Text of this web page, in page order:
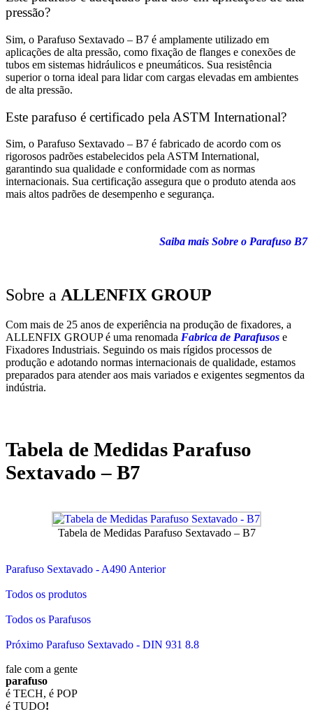
pressão?
Sim, o Parafuso Sextavado – B7 é amplamente utilizado em
aplicações de alta pressão, como fixação de flanges e conexões de
tubos em sistemas hidráulicos e pneumáticos. Sua resistência
superior o torna ideal para lidar com cargas elevadas em ambientes
de alta pressão.
Este parafuso é certificado pela ASTM International?
Sim, o Parafuso Sextavado – B7 é fabricado de acordo com os
rigorosos padrões estabelecidos pela ASTM International,
garantindo sua qualidade e conformidade com as normas
internacionais. Sua certificação assegura que o produto atenda aos
mais altos padrões de desempenho e segurança.
Saiba mais Sobre o Parafuso B7
Sobre a ALLENFIX GROUP
Com mais de 25 anos de experiência na produção de fixadores, a
ALLENFIX GROUP é uma renomada Fabrica de Parafusos e
Fixadores Industriais. Seguindo os mais rígidos processos de
produção e adotando normas internacionais de qualidade, estamos
preparados para atender aos mais variados e exigentes segmentos da
indústria.
Tabela de Medidas Parafuso
Sextavado – B7
Tabela de Medidas Parafuso Sextavado – B7
Parafuso Sextavado - A490 Anterior
Todos os produtos
Todos os Parafusos
Próximo Parafuso Sextavado - DIN 931 8.8
fale com a gente
parafuso
é TECH, é POP
é TUDO!